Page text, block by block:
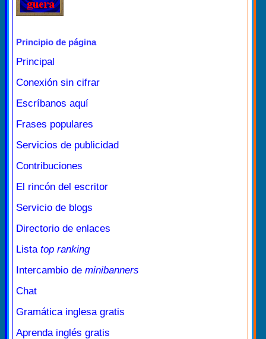
Principio de página
Principal
Conexión sin cifrar
Escríbanos aquí
Frases populares
Servicios de publicidad
Contribuciones
El rincón del escritor
Servicio de blogs
Directorio de enlaces
Lista top ranking
Intercambio de minibanners
Chat
Gramática inglesa gratis
Aprenda inglés gratis